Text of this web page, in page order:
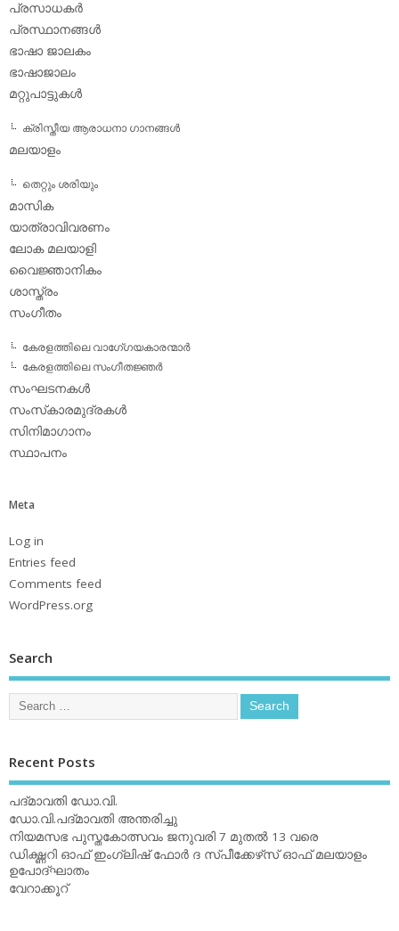
പ്രസാധകര്‍
പ്രസ്ഥാനങ്ങള്‍
ഭാഷാ ജാലകം
ഭാഷാജാലം
മറ്റുപാട്ടുകള്‍
ക്രിസ്തീയ ആരാധനാ ഗാനങ്ങള്‍
മലയാളം
തെറ്റും ശരിയും
മാസിക
യാത്രാവിവരണം
ലോക മലയാളി
വൈജ്ഞാനികം
ശാസ്ത്രം
സംഗീതം
കേരളത്തിലെ വാഗേ്ഗയകാരന്മാര്‍
കേരളത്തിലെ സംഗീതജ്ഞര്‍
സംഘടനകള്‍
സംസ്‌കാരമുദ്രകള്‍
സിനിമാഗാനം
സ്ഥാപനം
Meta
Log in
Entries feed
Comments feed
WordPress.org
Search
Recent Posts
പദ്മാവതി ഡോ.വി.
ഡോ.വി.പദ്മാവതി അന്തരിച്ചു
നിയമസഭ പുസ്തകോത്സവം ജനുവരി 7 മുതല്‍ 13 വരെ
ഡിക്ഷ്ണറി ഓഫ് ഇംഗ്ലിഷ് ഫോര്‍ ദ സ്പീക്കേഴ്‌സ് ഓഫ് മലയാളം
ഉപോദ്ഘാതം
വേറാക്കൂറ്